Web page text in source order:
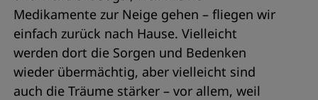
Medikamente zur Neige gehen – fliegen wir
einfach zurück nach Hause. Vielleicht
werden dort die Sorgen und Bedenken
wieder übermächtig, aber vielleicht sind
auch die Träume stärker – vor allem, weil